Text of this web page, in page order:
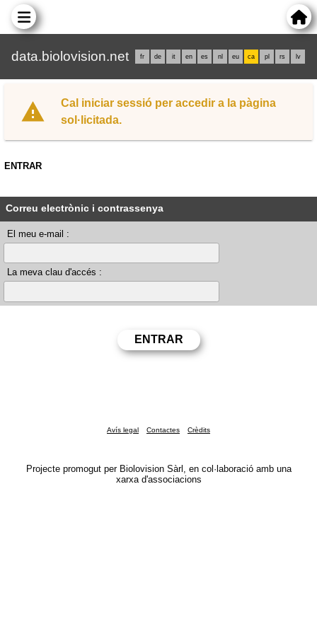
data.biolovision.net fr de it en es nl eu ca pl rs lv
Cal iniciar sessió per accedir a la pàgina
sol·licitada.
ENTRAR
Correu electrònic i contrassenya
El meu e-mail :
La meva clau d'accés :
Avís legal Contactes Crèdits
Projecte promogut per Biolovision Sàrl, en col·laboració amb una
xarxa d'associacions